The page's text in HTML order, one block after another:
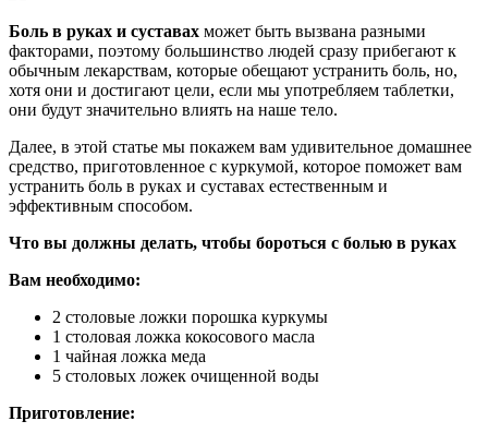
Боль в руках и суставах может быть вызвана разными
факторами, поэтому большинство людей сразу прибегают к
обычным лекарствам, которые обещают устранить боль, но,
хотя они и достигают цели, если мы употребляем таблетки,
они будут значительно влиять на наше тело.
Далее, в этой статье мы покажем вам удивительное домашнее
средство, приготовленное с куркумой, которое поможет вам
устранить боль в руках и суставах естественным и
эффективным способом.
Что вы должны делать, чтобы бороться с болью в руках
Вам необходимо:
2 столовые ложки порошка куркумы
1 столовая ложка кокосового масла
1 чайная ложка меда
5 столовых ложек очищенной воды
Приготовление: